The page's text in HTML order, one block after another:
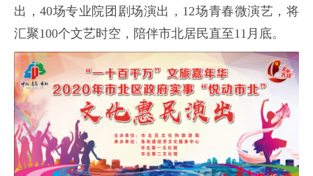
出，40场专业院团剧场演出，12场青春微演艺，将
汇聚100个文艺时空，陪伴市北居民直至11月底。